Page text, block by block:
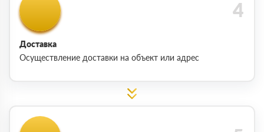
Доставка
Осуществление доставки на объект или адрес